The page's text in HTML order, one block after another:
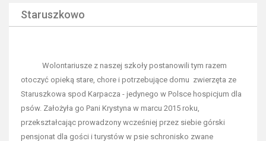
Staruszkowo
Wolontariusze z naszej szkoły postanowili tym razem
otoczyć opieką stare, chore i potrzebujące domu zwierzęta ze
Staruszkowa spod Karpacza - jedynego w Polsce hospicjum dla
psów. Założyła go Pani Krystyna w marcu 2015 roku,
przekształcając prowadzony wcześniej przez siebie górski
pensjonat dla gości i turystów w psie schronisko zwane